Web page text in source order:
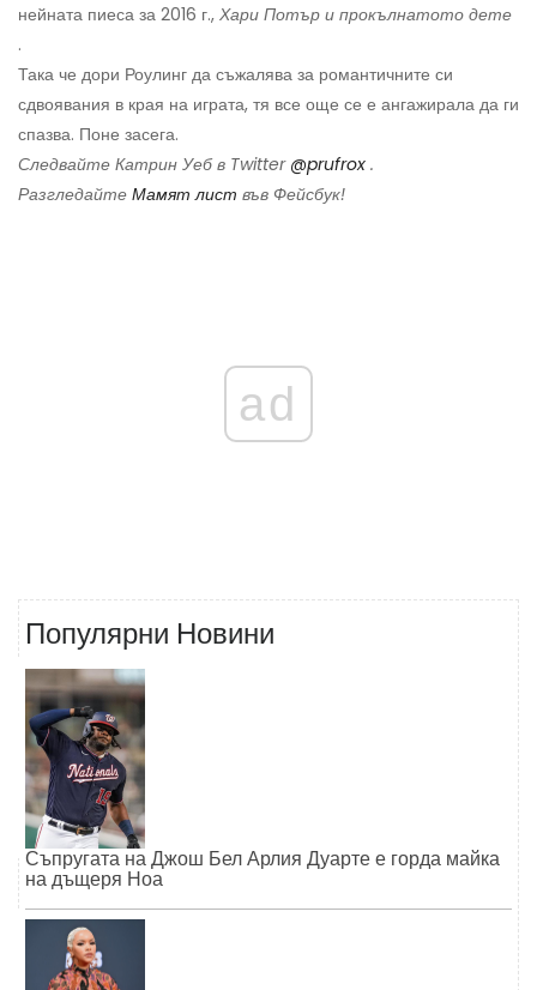
нейната пиеса за 2016 г., Хари Потър и прокълнатото дете
.
Така че дори Роулинг да съжалява за романтичните си
сдвоявания в края на играта, тя все още се е ангажирала да ги
спазва. Поне засега.
Следвайте Катрин Уеб в Twitter @prufrox .
Разгледайте Мамят лист във Фейсбук!
ad
Популярни Новини
Съпругата на Джош Бел Арлия Дуарте е горда майка
на дъщеря Ноа